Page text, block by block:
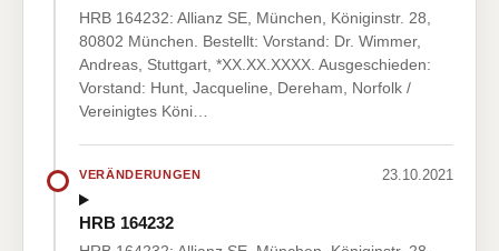
HRB 164232: Allianz SE, München, Königinstr. 28,
80802 München. Bestellt: Vorstand: Dr. Wimmer,
Andreas, Stuttgart, *XX.XX.XXXX. Ausgeschieden:
Vorstand: Hunt, Jacqueline, Dereham, Norfolk /
Vereinigtes Köni…
VERÄNDERUNGEN 23.10.2021
HRB 164232